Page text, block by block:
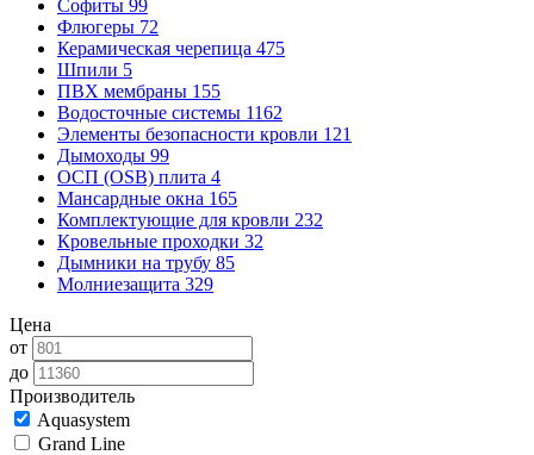
Софиты 99
Флюгеры 72
Керамическая черепица 475
Шпили 5
ПВХ мембраны 155
Водосточные системы 1162
Элементы безопасности кровли 121
Дымоходы 99
ОСП (OSB) плита 4
Мансардные окна 165
Комплектующие для кровли 232
Кровельные проходки 32
Дымники на трубу 85
Молниезащита 329
Цена
от
до
Производитель
Aquasystem
Grand Line